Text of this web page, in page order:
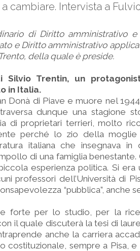
cambiare. Intervista a
di Diritto amministrativo
e Diritto amministrativo
della quale è preside.
Trentin, un
in Italia.
Donà di Piave e muore nel
dunque una stagione
di proprietari terrieri, molto
perché lo zio della
italiana che insegnava
di una famiglia benestante.
esperienza politica. Si era
professori dell’Università di
“pubblica”, anche
forte per lo studio, per la
il quale discuterà la tesi di
anche la carriera
costituzionale, sempre a Pisa, e